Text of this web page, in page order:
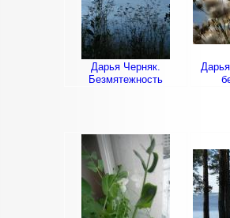
Дарья Черняк.
Безмятежность